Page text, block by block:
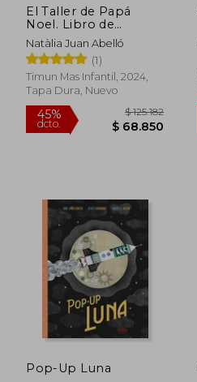
45%
dcto. $ 46.551
El Taller de Papá
Noel. Libro de
Adviento
Desplegable: Con 25
Solapas Para Celebrar
la Navidad!
Natàlia Juan Abelló
(1)
Timun Mas Infantil, 2024,
Tapa Dura, Nuevo
Pop-Up Luna